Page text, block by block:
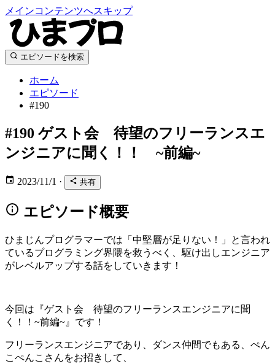
メインコンテンツへスキップ
エピソードを検索
ホーム
エピソード
#190
#190 ゲスト会 待望のフリーランスエ
ンジニアに聞く！！ ~前編~
2023/11/1 · 共有
エピソード概要
ひまじんプログラマーでは「中堅層が足りない！」と言われ
ているプログラミング界隈を救うべく、駆け出しエンジニア
がレベルアップする話をしていきます！
今回は『ゲスト会 待望のフリーランスエンジニアに聞
く！！~前編~』です！
フリーランスエンジニアであり、ダンス仲間でもある、ぺん
こぺんこさんをお招きして、